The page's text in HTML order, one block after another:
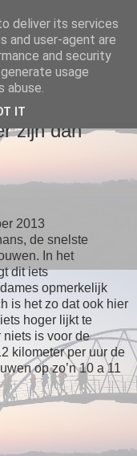
zijn dan
2013
de snelste
In het
dit iets
opmerkelijk
is het zo dat ook hier
hoger lijkt te
niets is voor de
kilometer per uur de
op zo’n 10 a 11
deliver its services
and user-agent are
and security
usage
abuse.
IT